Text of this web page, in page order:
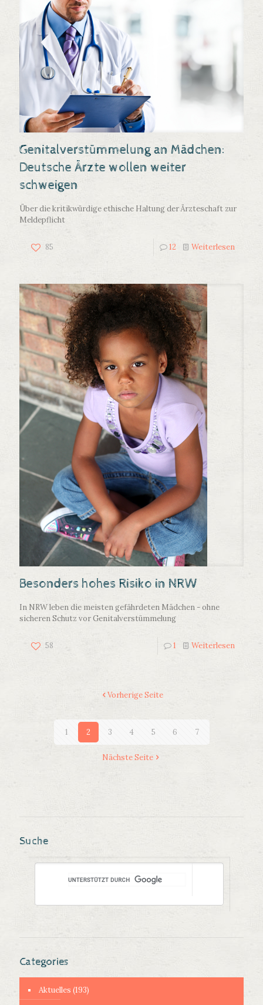
Genitalverstümmelung an Mädchen:
Deutsche Ärzte wollen weiter
schweigen
Über die kritikwürdige ethische Haltung der Ärzteschaft zur
Meldepflicht
85 12 Weiterlesen
Besonders hohes Risiko in NRW
In NRW leben die meisten gefährdeten Mädchen - ohne
sicheren Schutz vor Genitalverstümmelung
58 1 Weiterlesen
Vorherige Seite
1 2 3 4 5 6 7
Nächste Seite
Suche
Categories
Aktuelles (193)